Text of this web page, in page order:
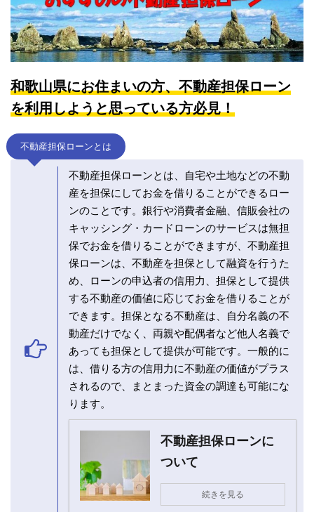
和歌山県にお住まいの方、不動産担保ローン
を利用しようと思っている方必見！
不動産担保ローンとは
不動産担保ローンとは、自宅や土地などの不動
産を担保にしてお金を借りることができるロー
ンのことです。銀行や消費者金融、信販会社の
キャッシング・カードローンのサービスは無担
保でお金を借りることができますが、不動産担
保ローンは、不動産を担保として融資を行うた
め、ローンの申込者の信用力、担保として提供
する不動産の価値に応じてお金を借りることが
できます。担保となる不動産は、自分名義の不
動産だけでなく、両親や配偶者など他人名義で
あっても担保として提供が可能です。一般的に
は、借りる方の信用力に不動産の価値がプラス
されるので、まとまった資金の調達も可能にな
ります。
不動産担保ローンに
ついて
続きを見る